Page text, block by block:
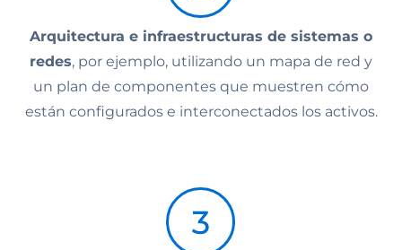
Arquitectura e infraestructuras de sistemas o
redes, por ejemplo, utilizando un mapa de red y
un plan de componentes que muestren cómo
están configurados e interconectados los activos.